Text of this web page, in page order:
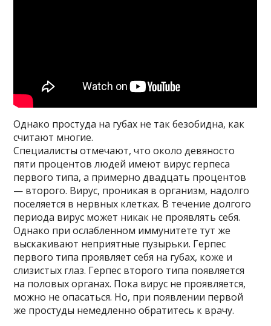
Однако простуда на губах не так безобидна, как
считают многие.
Специалисты отмечают, что около девяносто
пяти процентов людей имеют вирус герпеса
первого типа, а примерно двадцать процентов
— второго. Вирус, проникая в организм, надолго
поселяется в нервных клетках. В течение долгого
периода вирус может никак не проявлять себя.
Однако при ослабленном иммунитете тут же
выскакивают неприятные пузырьки. Герпес
первого типа проявляет себя на губах, коже и
слизистых глаз. Герпес второго типа появляется
на половых органах. Пока вирус не проявляется,
можно не опасаться. Но, при появлении первой
же простуды немедленно обратитесь к врачу.